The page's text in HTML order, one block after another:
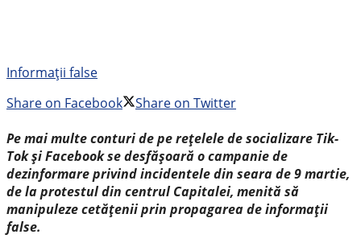
Informații false
Share on Facebook
Share on Twitter
Pe mai multe conturi de pe rețelele de socializare Tik-
Tok și Facebook se desfășoară o campanie de
dezinformare privind incidentele din seara de 9 martie,
de la protestul din centrul Capitalei, menită să
manipuleze cetățenii prin propagarea de informații
false.